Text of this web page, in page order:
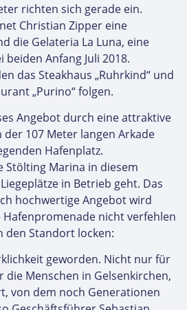
richten sich gerade ein.
Christian Zipper eine
die Gelateria La Luna, eine
beiden Anfang Juli 2018.
das Steakhaus „Ruhrkind“ und
„Purino“ folgen.
Angebot durch eine attraktive
107 Meter langen Arkade
Hafenplatz.
Stölting Marina in diesem
in Betrieb geht. Das
hochwertige Angebot wird
Hafenpromenade nicht verfehlen
den Standort locken:
geworden. Nicht nur für
die Menschen in Gelsenkirchen,
von dem noch Generationen